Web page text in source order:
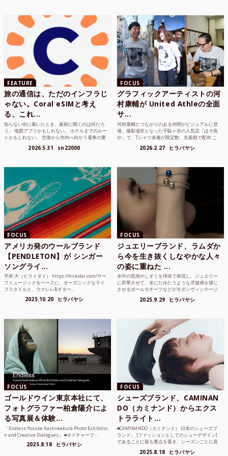
FEATURE
旅の通信は、ただのインフラじ
ゃない。Coral eSIMと考え
る、これ...
知らない街に着いたとき、最初に開くのは何だろ
う。 地図アプリかもしれない。 ホテルまでのルー
トかもしれない。 空港から市内へ向かう電車の乗
2026.5.31 sn22000
FOCUS
グラフィックアーティストの河
村康輔が United Athleの全面
サ...
河村康輔とつながりのある仲間がビジュアルに登
場。撮影場所となった千駄ヶ谷の人気店「ほそ島
や」で、Tシャツ各種が限定数、先着順で配布 こ
2026.2.27 ヒラバヤシ
FOCUS
アメリカ発のウールブランド
【PENDLETON】が シンガー
ソングライ...
平井 大（ヒライダイ） https://hiraidai.com/サー
フミュージックをベースに、オーガニックなライ
フスタイルと、ウクレレ&ギター...
2025.10.20 ヒラバヤシ
FOCUS
ジュエリーブランド、ラムダか
ら今を生き抜くしなやかな人々
の姿に重ねた ...
水中の気泡やしずくを球体で表現し、ジュエリー
に昇華させて、水にたゆたうような浮遊感を感じ
させるボールモチーフなどがモダンヴィンテージ
2025.9.29 ヒラバヤシ
FOCUS
ゴールドウイン東京本社にて、
フォトグラファー柏倉陽介によ
る写真展＆体験...
「Endless Yosuke Kashiwakura Photo Exhibitio
n and Creative Dialogues」 ■ネイチャーフ...
2025.8.18 ヒラバヤシ
FOCUS
シューズブランド、CAMINAN
DO（カミナンド）からエクス
トラライト...
■CAMINANDO（カミナンド） 日本のシューズブ
ランド。 [ファッションとしてのシューデザイン]
であることに最も重点を置き、シーズンごとに高
2025.8.18 ヒラバヤシ